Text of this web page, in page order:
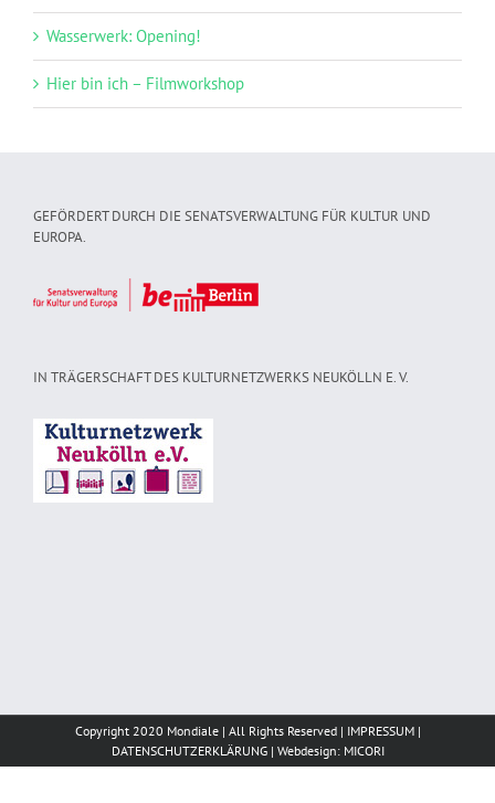
Wasserwerk: Opening!
Hier bin ich – Filmworkshop
GEFÖRDERT DURCH DIE SENATSVERWALTUNG FÜR KULTUR UND
EUROPA.
IN TRÄGERSCHAFT DES KULTURNETZWERKS NEUKÖLLN E. V.
Copyright 2020 Mondiale | All Rights Reserved | IMPRESSUM|
DATENSCHUTZERKLÄRUNG| Webdesign: MICORI